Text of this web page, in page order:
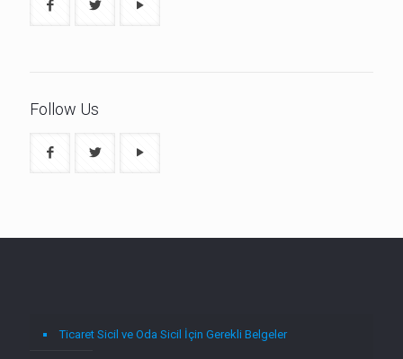
Follow Us
Ticaret Sicil ve Oda Sicil İçin Gerekli Belgeler